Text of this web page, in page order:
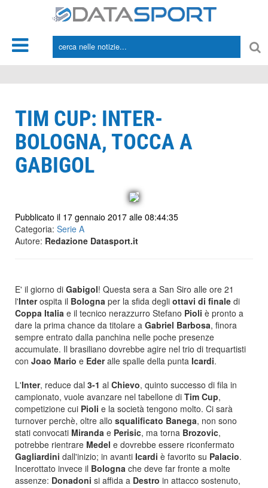
TIM CUP: INTER-
BOLOGNA, TOCCA A
GABIGOL
Pubblicato il 17 gennaio 2017 alle 08:44:35
Categoria: Serie A
Autore: Redazione Datasport.it
E' il giorno di Gabigol! Questa sera a San Siro alle ore 21
l'Interospita il Bologna per la sfida degli ottavi di finale di
Coppa Italia e il tecnico nerazzurro Stefano Pioli è pronto a
dare la prima chance da titolare a Gabriel Barbosa, finora
sempre entrato dalla panchina nelle poche presenze
accumulate. Il brasiliano dovrebbe agire nel trio di trequartisti
con Joao Mario e Ederalle spalle della punta Icardi.
L'Inter, reduce dal 3-1 al Chievo, quinto successo di fila in
campionato, vuole avanzare nel tabellone di Tim Cup,
competizione cui Pioli e la società tengono molto. Ci sarà
turnover perchè, oltre allo squalificato Banega, non sono
stati convocati Miranda e Perisic, ma torna Brozovic,
potrebbe rientrare Medel e dovrebbe essere riconfermato
Gagliardini dall'inizio; in avanti Icardi è favorito su Palacio.
Incerottato invece il Bologna che deve far fronte a molte
assenze: Donadoni si affida a Destro in attacco sostenuto,